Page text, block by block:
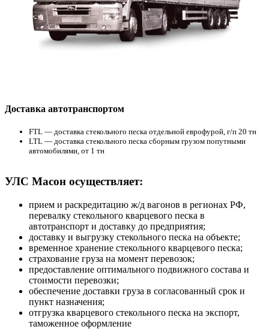
Доставка автотранспортом
FTL — доставка стекольного песка отдельной еврофурой, г/п 20 тн
LTL — доставка стекольного песка сборным грузом попутными
автомобилями, от 1 тн
УЛС Масон осуществляет:
прием и раскредитацию ж/д вагонов в регионах РФ,
перевалку стекольного кварцевого песка в
автотранспорт и доставку до предприятия;
доставку и выгрузку стекольного песка на объекте;
временное хранение стекольного кварцевого песка;
страхование груза на момент перевозок;
предоставление оптимального подвижного состава и
стоимости перевозки;
обеспечение доставки груза в согласованный срок и
пункт назначения;
отгрузка кварцевого стекольного песка на экспорт,
таможенное оформление